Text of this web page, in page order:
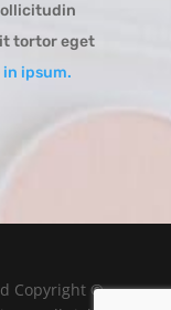
tortor eget
ipsum.
Copyright ©